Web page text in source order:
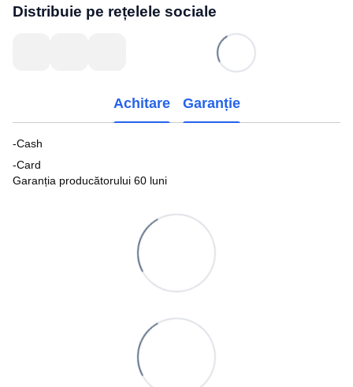
Distribuie pe rețelele sociale
Achitare Garanție
-Cash
-Card
Garanția producătorului 60 luni